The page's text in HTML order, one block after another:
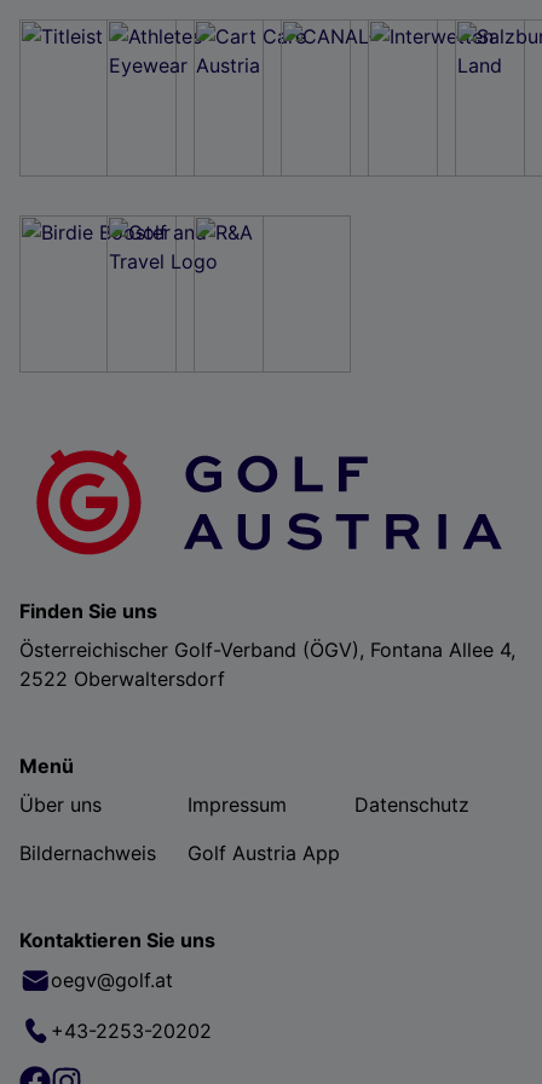
Finden Sie uns
Österreichischer Golf-Verband (ÖGV), Fontana Allee 4,
2522 Oberwaltersdorf
Menü
Über uns
Impressum
Datenschutz
Bildernachweis
Golf Austria App
Kontaktieren Sie uns
oegv@golf.at
+43-2253-20202
Wir und unsere Partner verarbeiten Daten, um
Verwendung genauer Standortdaten. Endgeräteeigenschaften zur Identifikation